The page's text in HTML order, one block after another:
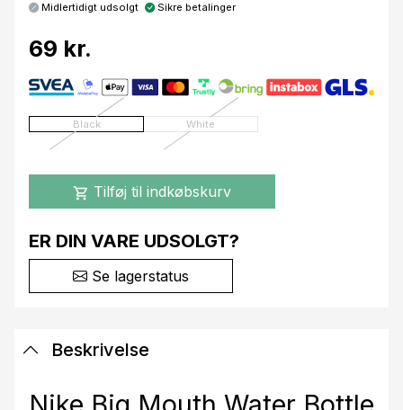
Midlertidigt udsolgt Sikre betalinger
69 kr.
Black White
shopping_cart Tilføj til indkøbskurv
ER DIN VARE UDSOLGT?
Se lagerstatus
Beskrivelse